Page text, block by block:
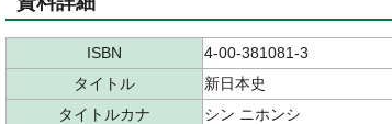
ISBN
4-00-381081-3
タイトル
新日本史
タイトルカナ
シン ニホンシ